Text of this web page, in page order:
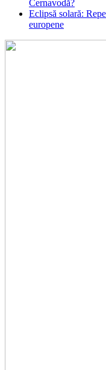
Cernavodă?
Eclipsă solară:
europene